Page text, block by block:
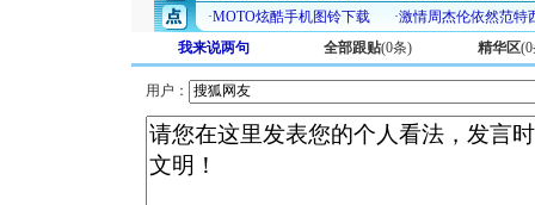
我来说两句 全部跟贴(0条) 精华区(0
用户：